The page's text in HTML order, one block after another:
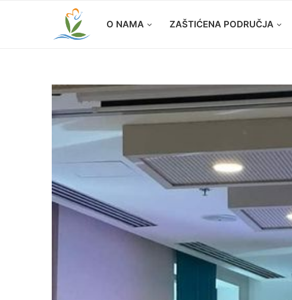
O NAMA ZAŠTIĆENA PODRUČJA